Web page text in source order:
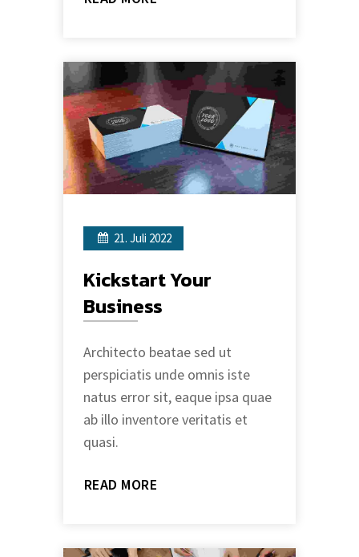
21. Juli 2022
Kickstart Your
Business
Architecto beatae sed ut
perspiciatis unde omnis iste
natus error sit, eaque ipsa quae
ab illo inventore veritatis et
quasi.
READ MORE